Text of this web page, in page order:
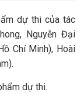
dự thi của tác
Nguyễn Đại
Chí Minh), Hoài
dự thi.